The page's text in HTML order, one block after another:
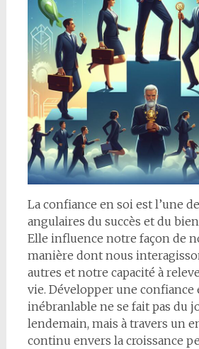
La confiance en soi est l’une
angulaires du succès et du
Elle influence notre façon de
manière dont nous
autres et notre capacité à
vie. Développer une confiance
inébranlable ne se fait pas du
lendemain, mais à travers un
continu envers la croissance